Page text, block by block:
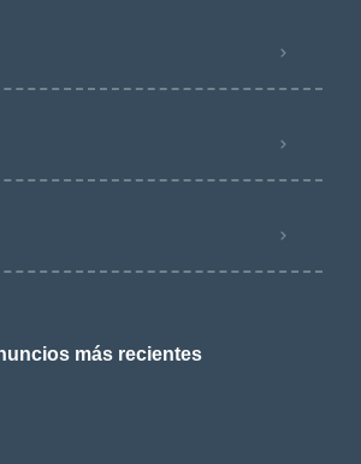
más recientes